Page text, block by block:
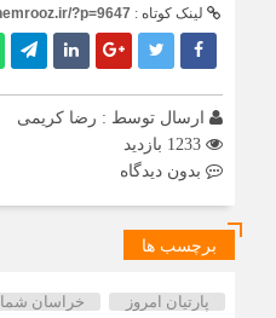
لینک کوتاه : ?p=9647
ارسال توسط : رضا کریمی
بدون دیدگاه
برچسب ها
پارتیان امروز خراسان